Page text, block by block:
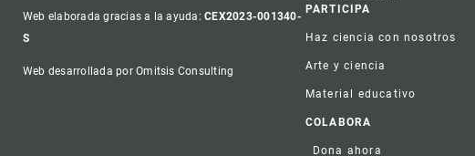
Web elaborada gracias a la ayuda:CEX2023-001340-
S
Web desarrollada por Omitsis Consulting
PARTICIPA
Haz ciencia con nosotros
Arte y ciencia
Material educativo
COLABORA
Dona ahora